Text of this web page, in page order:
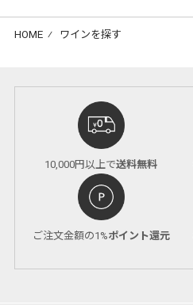
HOME ⁄ ワインを探す
10,000円以上で送料無料
ご注文金額の1%ポイント還元